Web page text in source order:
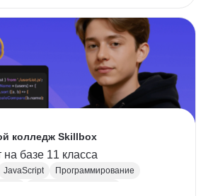
колледж Skillbox
базе 11 класса
JavaScript
Программирование